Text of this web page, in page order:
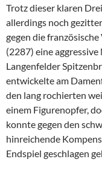
Trotz dieser klaren
allerdings noch
gegen die
(2287) eine
Langenfelder
entwickelte am
den lang rochierten
einem Figurenopfer,
konnte gegen den
hinreichende
Endspiel geschlagen